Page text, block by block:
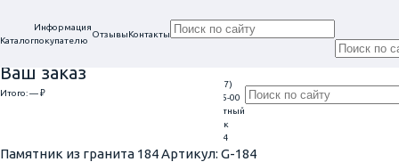
Каталог
Информация
покупателю
ОтзывыКонтакты
Ваш заказ
Итого:— ₽
Проконсультируем
+7 (917)
113-05-00
Обратный
звонок
Памятник из гранита 184
Памятник из гранита 184Артикул: G-184